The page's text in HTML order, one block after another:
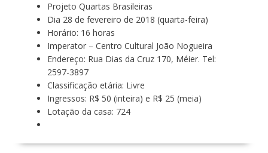
Projeto Quartas Brasileiras
Dia 28 de fevereiro de 2018 (quarta-feira)
Horário: 16 horas
Imperator – Centro Cultural João Nogueira
Endereço: Rua Dias da Cruz 170, Méier. Tel:
2597-3897
Classificação etária: Livre
Ingressos: R$ 50 (inteira) e R$ 25 (meia)
Lotação da casa: 724